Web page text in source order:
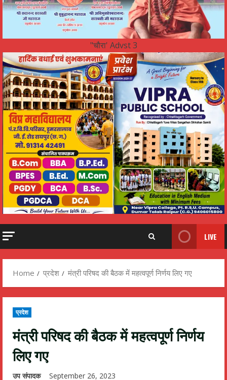
"चौरा' Advst 3
LIVE
Home प्रदेश मंत्री परिषद की बैठक में महत्वपूर्ण निर्णय लिए गए
प्रदेश
मंत्री परिषद की बैठक में महत्वपूर्ण निर्णय
लिए गए
उप संपादक September 26, 2023